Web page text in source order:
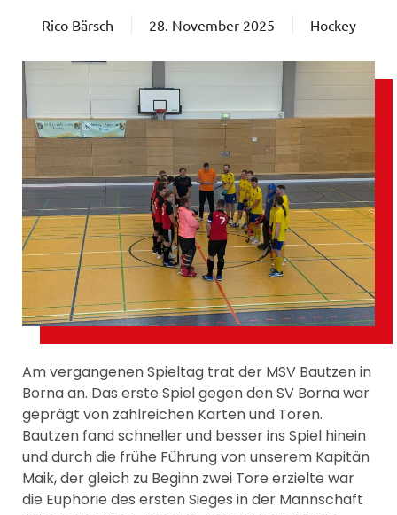
Rico Bärsch 28. November 2025 Hockey
Am vergangenen Spieltag trat der MSV Bautzen in
Borna an. Das erste Spiel gegen den SV Borna war
geprägt von zahlreichen Karten und Toren.
Bautzen fand schneller und besser ins Spiel hinein
und durch die frühe Führung von unserem Kapitän
Maik, der gleich zu Beginn zwei Tore erzielte war
die Euphorie des ersten Sieges in der Mannschaft